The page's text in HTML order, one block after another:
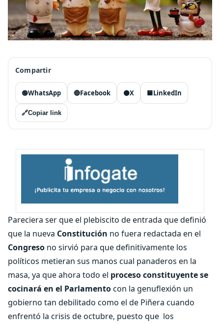
Compartir
🟢WhatsApp 🔵Facebook ⚫X 🟦LinkedIn
🔗Copiar link
Pareciera ser que el plebiscito de entrada que definió
que la nueva Constitución no fuera redactada en el
Congreso no sirvió para que definitivamente los
políticos metieran sus manos cual panaderos en la
masa, ya que ahora todo el proceso constituyente se
cocinará en el Parlamentocon la genuflexión un
gobierno tan debilitado como el de Piñera cuando
enfrentó la crisis de octubre, puesto que los